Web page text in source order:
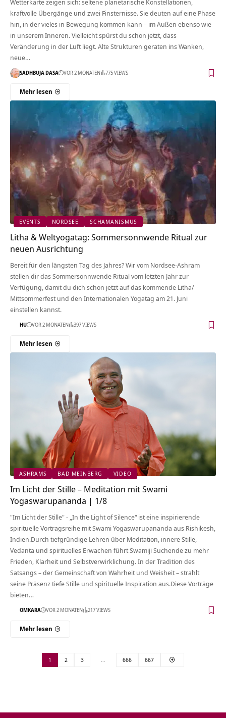
Wetterkarte zeigen sich: seltene planetarische Konstellationen,
kraftvolle Übergänge und zwei Finsternisse. Sie deuten auf eine Phase
hin, in der vieles in Bewegung kommen kann – im Außen ebenso wie
in unserem Inneren. Vielleicht spürst du schon jetzt, dass
Veränderung in der Luft liegt. Alte Strukturen geraten ins Wanken,
neue…
SADHBUJA DASA VOR 2 MONATEN 775 VIEWS
Mehr lesen
EVENTS NORDSEE SCHAMANISMUS
Litha & Weltyogatag: Sommersonnwende Ritual zur
neuen Ausrichtung
Bereit für den längsten Tag des Jahres? Wir vom Nordsee-Ashram
stellen dir das Sommersonnwende Ritual vom letzten Jahr zur
Verfügung, damit du dich schon jetzt auf das kommende Litha/
Mittsommerfest und den Internationalen Yogatag am 21. Juni
einstellen kannst.
HU VOR 2 MONATEN 397 VIEWS
Mehr lesen
ASHRAMS BAD MEINBERG VIDEO
Im Licht der Stille – Meditation mit Swami
Yogaswarupananda | 1/8
"Im Licht der Stille" - „In the Light of Silence“ ist eine inspirierende
spirituelle Vortragsreihe mit Swami Yogaswarupananda aus Rishikesh,
Indien.Durch tiefgründige Lehren über Meditation, innere Stille,
Vedanta und spirituelles Erwachen führt Swamiji Suchende zu mehr
Frieden, Klarheit und Selbstverwirklichung. In der Tradition des
Satsangs – der Gemeinschaft von Wahrheit und Weisheit – strahlt
seine Präsenz tiefe Stille und spirituelle Inspiration aus.Diese Vorträge
bieten…
OMKARA VOR 2 MONATEN 217 VIEWS
Mehr lesen
1 2 3 666 667